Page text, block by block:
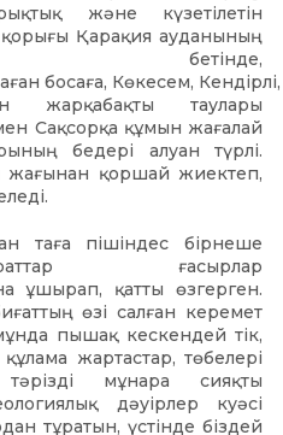
және күзетілетін
қорығы Қарақия ауданының
босаға, Көкесем,
таулары
Сақсорқа құмын жағалай
бедері алуан түрлі.
жағынан қоршай жиектеп,
таға пішіндес бірнеше
ғасырлар
ұшырап, қатты өзгерген.
өзі салған керемет
пышақ кескендей тік,
жартастар, төбелері
мұнара сияқты
дәуірлер куәсі
тұратын, үстінде біздей